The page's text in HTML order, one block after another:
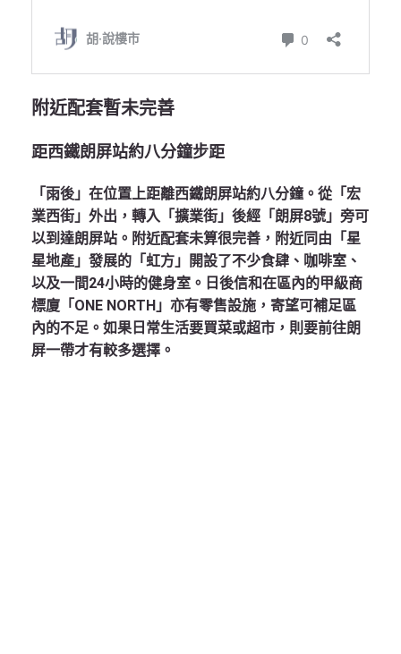
附近配套暫未完善
距西鐵朗屏站約八分鐘步距
「雨後」在位置上距離西鐵朗屏站約八分鐘。從「宏
業西街」外出，轉入「擴業街」後經「朗屏8號」旁可
以到達朗屏站。附近配套未算很完善，附近同由「星
星地產」發展的「虹方」開設了不少食肆、咖啡室、
以及一間24小時的健身室。日後信和在區內的甲級商
標廈「ONE NORTH」亦有零售設施，寄望可補足區
內的不足。如果日常生活要買菜或超市，則要前往朗
屏一帶才有較多選擇。